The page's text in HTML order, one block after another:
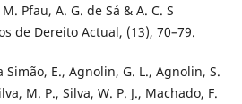
Pfau, A. G. de Sá & A. C. S
de Dereito Actual, (13), 70–79.
E., Agnolin, G. L., Agnolin, S.
M. P., Silva, W. P. J., Machado, F.